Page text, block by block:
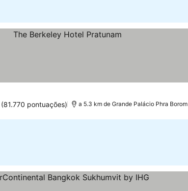
(81.770 pontuações) a 5.3 km de Grande Palácio Phra Borom